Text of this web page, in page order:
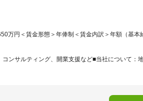
万円＜賃金形態＞年俸制＜賃金内訳＞年額（基本
ンサルティング、開業支援など■当社について：